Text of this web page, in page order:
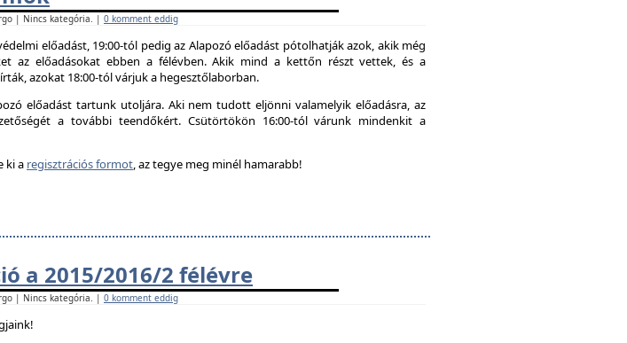
| Nincs kategória. | 0 komment eddig
előadást, 19:00-tól pedig az Alapozó előadást pótolhatják azok, akik még
az előadásokat ebben a félévben. Akik mind a kettőn részt vettek, és a
azokat 18:00-tól várjuk a hegesztőlaborban.
előadást tartunk utoljára. Aki nem tudott eljönni valamelyik előadásra, az
a további teendőkért. Csütörtökön 16:00-tól várunk mindenkit a
ki a regisztrációs formot, az tegye meg minél hamarabb!
a 2015/2016/2 félévre
| Nincs kategória. | 0 komment eddig